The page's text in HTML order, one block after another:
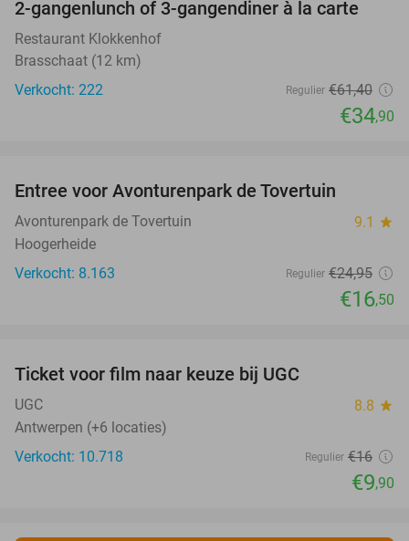
43%
2-gangenlunch of 3-gangendiner à la carte
Restaurant Klokkenhof
Brasschaat (12 km)
Verkocht: 222
Regulier €61,40
€34,90
Entree voor Avonturenpark de Tovertuin
Avonturenpark de Tovertuin 9.1 star
Hoogerheide
Verkocht: 8.163
Regulier €24,95
€16,50
Ticket voor film naar keuze bij UGC
UGC 8.8 star
Antwerpen (+6 locaties)
Verkocht: 10.718
Regulier €16
€9,90